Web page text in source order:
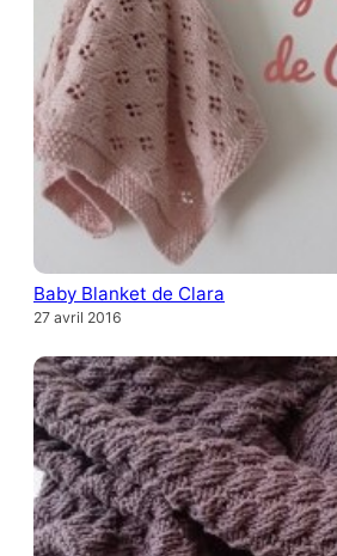
Baby Blanket de Clara
27 avril 2016